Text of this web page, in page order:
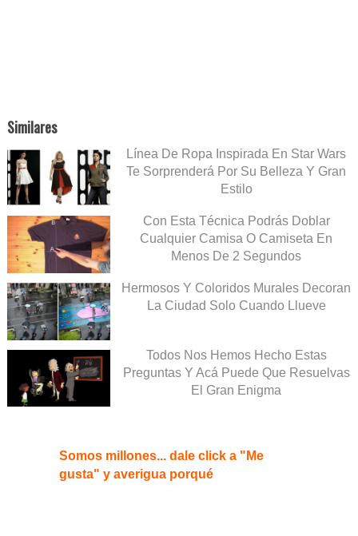
Similares
Línea De Ropa Inspirada En Star Wars
Te Sorprenderá Por Su Belleza Y Gran
Estilo
Con Esta Técnica Podrás Doblar
Cualquier Camisa O Camiseta En
Menos De 2 Segundos
Hermosos Y Coloridos Murales Decoran
La Ciudad Solo Cuando Llueve
Todos Nos Hemos Hecho Estas
Preguntas Y Acá Puede Que Resuelvas
El Gran Enigma
Somos millones... dale click a "Me
gusta" y averigua porqué